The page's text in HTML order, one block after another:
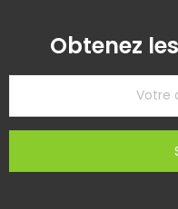
Obtenez